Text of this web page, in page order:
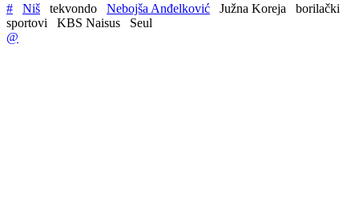
# Niš tekvondo Nebojša Anđelković Južna Koreja
borilački
sportovi
KBS Naisus
Seul
@